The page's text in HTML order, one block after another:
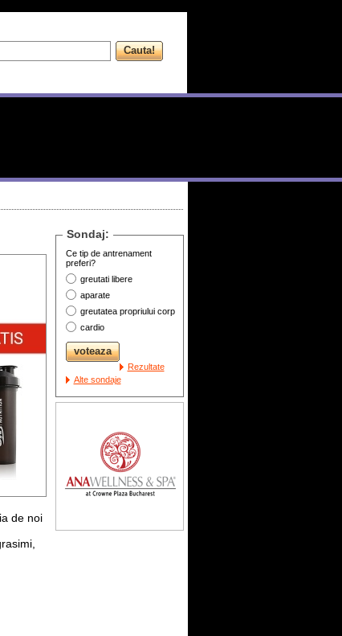
de noi
Sondaj:
Ce tip de antrenament
preferi?
greutati libere
aparate
greutatea propriului corp
cardio
Rezultate
Alte sondaje